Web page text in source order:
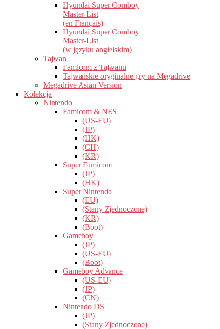
Hyundai Super Comboy
Master-List
(en Français)
Hyundai Super Comboy
Master-List
(w języku angielskim)
Tajwan
Famicom z Tajwanu
Tajwańskie oryginalne gry na Megadrive
Megadrive Asian Version
Kolekcja
Nintendo
Famicom & NES
(US-EU)
(JP)
(HK)
(CH)
(KR)
Super Famicom
(JP)
(HK)
Super Nintendo
(EU)
(Stany Zjednoczone)
(KR)
(Boot)
Gameboy
(JP)
(US-EU)
(Boot)
Gameboy Advance
(US-EU)
(JP)
(CN)
Nintendo DS
(JP)
(Stany Zjednoczone)